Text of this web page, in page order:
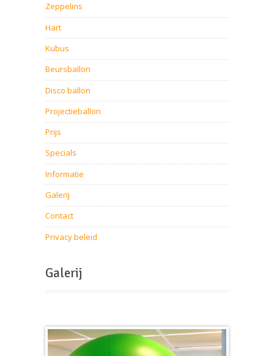
Zeppelins
Hart
Kubus
Beursballon
Disco ballon
Projectieballon
Prijs
Specials
Informatie
Galerij
Contact
Privacy beleid
Galerij